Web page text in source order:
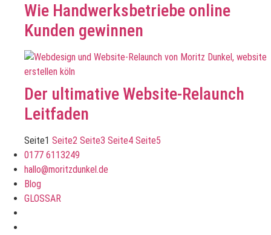
Wie Handwerksbetriebe online
Kunden gewinnen
Der ultimative Website-Relaunch
Leitfaden
Seite1 Seite2 Seite3 Seite4 Seite5
0177 6113249
hallo@moritzdunkel.de
Blog
GLOSSAR